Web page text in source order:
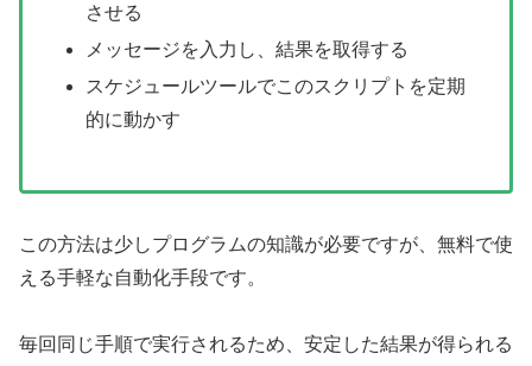
させる
メッセージを入力し、結果を取得する
スケジュールツールでこのスクリプトを定期
的に動かす
この方法は少しプログラムの知識が必要ですが、無料で使
える手軽な自動化手段です。
毎回同じ手順で実行されるため、安定した結果が得られる